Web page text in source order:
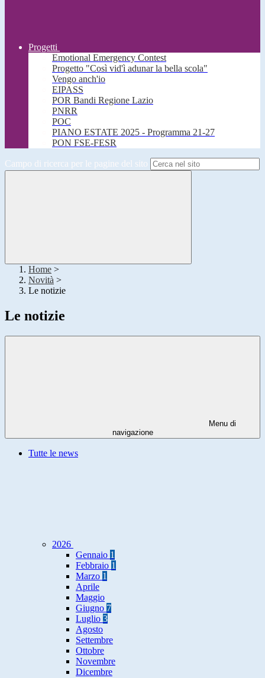
Progetti
Emotional Emergency Contest
Progetto "Così vid'ì adunar la bella scola"
Vengo anch'io
EIPASS
POR Bandi Regione Lazio
PNRR
POC
PIANO ESTATE 2025 - Programma 21-27
PON FSE-FESR
Campo di ricerca per le pagine del sito
Home >
Novità >
Le notizie
Le notizie
Menu di
navigazione
Tutte le news
2026
Gennaio 1
Febbraio 1
Marzo 1
Aprile
Maggio
Giugno 7
Luglio 3
Agosto
Settembre
Ottobre
Novembre
Dicembre